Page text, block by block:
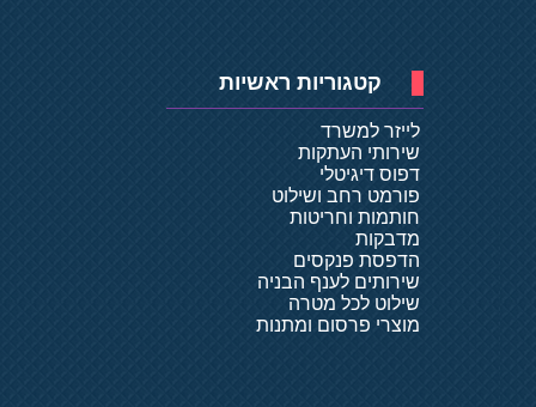
קטגוריות ראשיות
לייזר למשרד
שירותי העתקות
דפוס דיגיטלי
פורמט רחב ושילוט
חותמות וחריטות
מדבקות
הדפסת פנקסים
שירותים לענף הבניה
שילוט לכל מטרה
מוצרי פרסום ומתנות